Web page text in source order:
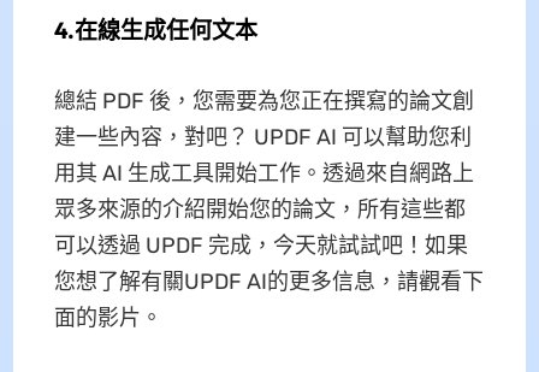
4.在線生成任何文本
總結 PDF 後，您需要為您正在撰寫的論文創
建一些內容，對吧？ UPDF AI 可以幫助您利
用其 AI 生成工具開始工作。透過來自網路上
眾多來源的介紹開始您的論文，所有這些都
可以透過 UPDF 完成，今天就試試吧！如果
您想了解有關UPDF AI的更多信息，請觀看下
面的影片。